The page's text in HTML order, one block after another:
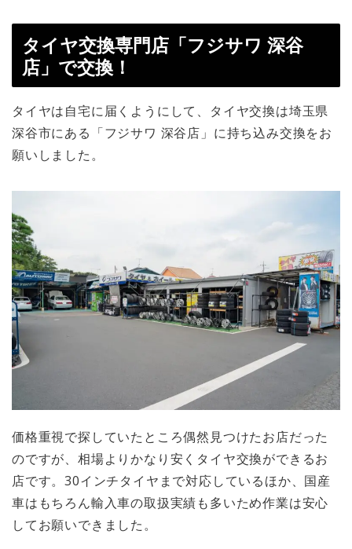
タイヤ交換専門店「フジサワ 深谷
店」で交換！
タイヤは自宅に届くようにして、タイヤ交換は埼玉県
深谷市にある「フジサワ 深谷店」に持ち込み交換をお
願いしました。
価格重視で探していたところ偶然見つけたお店だった
のですが、相場よりかなり安くタイヤ交換ができるお
店です。30インチタイヤまで対応しているほか、国産
車はもちろん輸入車の取扱実績も多いため作業は安心
してお願いできました。